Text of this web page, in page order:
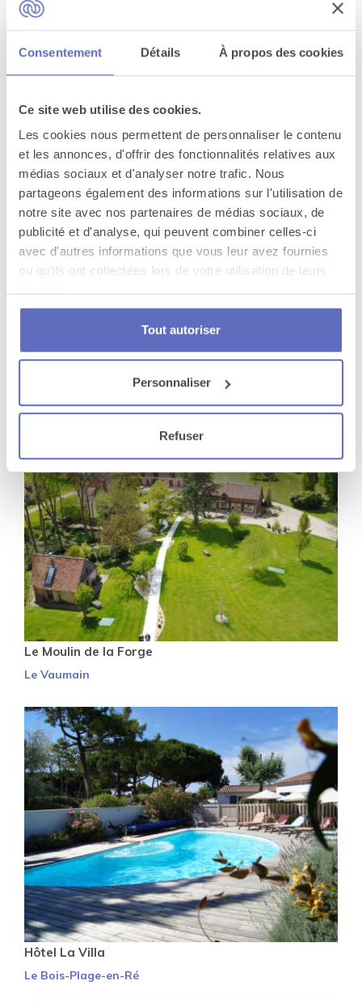
Consentement Détails À propos des cookies
Ce site web utilise des cookies.
Les cookies nous permettent de personnaliser le contenu
et les annonces, d'offrir des fonctionnalités relatives aux
médias sociaux et d'analyser notre trafic. Nous
partageons également des informations sur l'utilisation de
notre site avec nos partenaires de médias sociaux, de
publicité et d'analyse, qui peuvent combiner celles-ci
avec d'autres informations que vous leur avez fournies
ou qu'ils ont collectées lors de votre utilisation de leurs
Tout autoriser
Personnaliser
Refuser
Château d'Apigné
Le Rheu
Slow Village - Biscarrosse Lac
Le Moulin de la Forge
Le Vaumain
Hôtel La Villa
Le Bois-Plage-en-Ré